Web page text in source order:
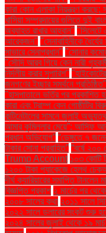
কারা কোন এলাকা নিয়ন্ত্রণ করছে:
খাসিয়া সম্প্রদায়ের গুলিতে দুই
অব্যাহত রাখার আহ্বান" "সিলেটে
আরেকজন" "সেনাবাহিনীকে
সাভারে সেনাপ্রধান" "সোনার
"সৌদি আরব গিয়ে কেন নারী
নির্দলীয় করার সুপারিশ"
জনগণের ইচ্ছার সমর্থনে প্রতিষ্ঠিত"
"হাসপাতালে ভর্তির পর প্রকাশিত
কারা এবং ট্রাম্প কেন গোষ্ঠীটির
কন্টিনেন্টালের সামনে জুলাই
আমার কুমিল্লার মেয়ে”: আসিফ
প্রধান অভিযোগ” “ডেঙ্গুতে ৭
টাকার সোনা প্রবাহিত” “বর্ষে ২০০
Trump Account ১০৩ কোটি
১২০০ টাকা প্যাকেজে হেলথ
দীর্ঘ ক্যারিয়ারের সমাপ্তি টানলেন
বিজ্ঞপ্তি প্রকাশ ২ মার্চের পর
২০০৮ সালের কথা ২০১১ সালে
২০২২ সালে ডলারের সংকট শুরু
২০২৪ সালের জুলাই থেকে ১৯